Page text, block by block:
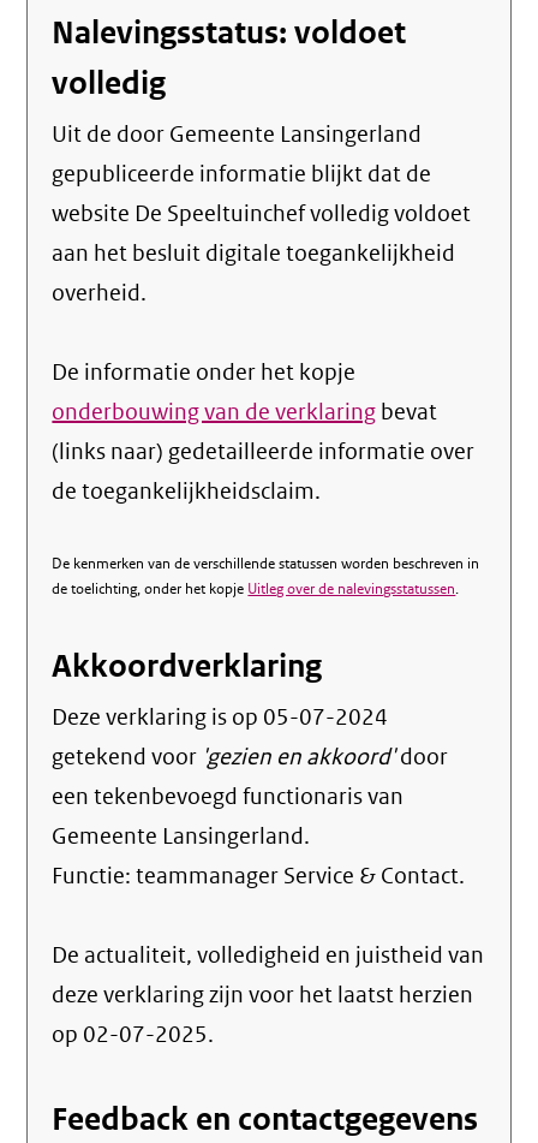
Nalevingsstatus: voldoet
volledig
Uit de door Gemeente Lansingerland
gepubliceerde informatie blijkt dat de
website De Speeltuinchef volledig voldoet
aan het besluit digitale toegankelijkheid
overheid.
De informatie onder het kopje
onderbouwing van de verklaring bevat
(links naar) gedetailleerde informatie over
de toegankelijkheidsclaim.
De kenmerken van de verschillende statussen worden beschreven in
de toelichting, onder het kopje Uitleg over de nalevingsstatussen.
Akkoordverklaring
Deze verklaring is op 05-07-2024
getekend voor 'gezien en akkoord'door
een tekenbevoegd functionaris van
Gemeente Lansingerland.
Functie:teammanager Service & Contact.
De actualiteit, volledigheid en juistheid van
deze verklaring zijn voor het laatst herzien
op 02-07-2025.
Feedback en contactgegevens